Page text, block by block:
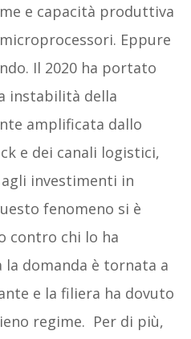
e capacità produttiva
Eppure
Il 2020 ha portato
instabilità della
amplificata dallo
e dei canali logistici,
investimenti in
fenomeno si è
contro chi lo ha
domanda è tornata a
e la filiera ha dovuto
regime. Per di più,